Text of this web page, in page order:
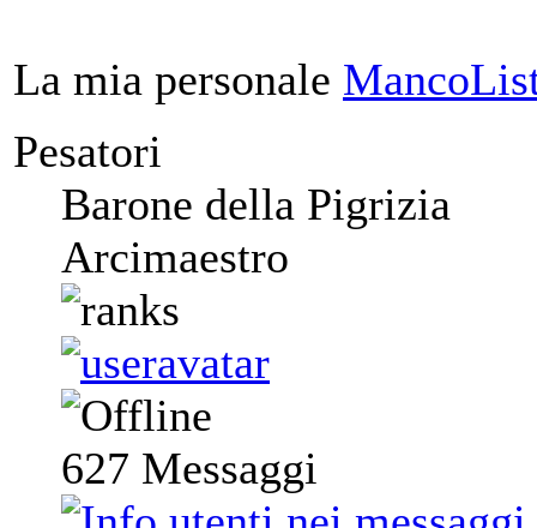
La mia personale
Pesatori
Barone della Pigrizia
Arcimaestro
627 Messaggi